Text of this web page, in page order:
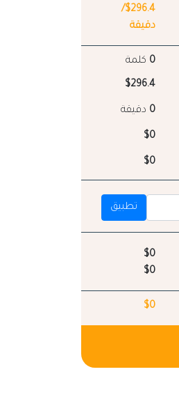
$296.4/
دقيقة
0 كلمة
$296.4
0 دقيقة
$0
$0
تطبيق
$0
$0
$0